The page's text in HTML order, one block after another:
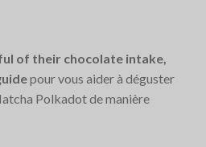
of their chocolate intake,
pour vous aider à déguster
Polkadot de manière